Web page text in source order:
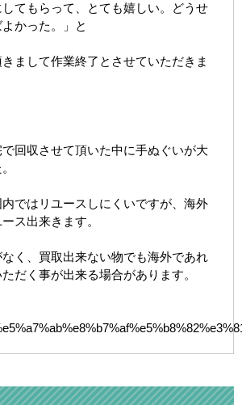
してもらって、とても嬉しい。どうせ
かった。」と
まして作業終了とさせていただきま
回収させて頂いた中に手ぬぐいが大
ではリユースしにくいですが、海外
ス出来きます。
く、買取出来ない物でも海外であれ
だく事が出来る場合があります。